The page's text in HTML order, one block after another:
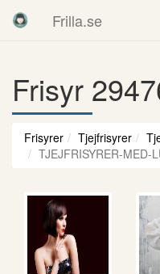
Frilla.se
Frisyr
Frisyrer Tjejfrisyrer
TJEJFRISYRER-MED-